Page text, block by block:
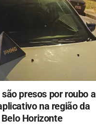
presos por roubo a
na região da
Horizonte